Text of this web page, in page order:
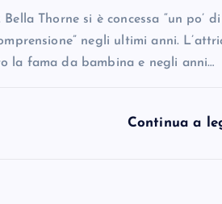
Bella Thorne si è concessa “un po’
negli ultimi anni.
la fama da bambina e negli anni…
Continua a